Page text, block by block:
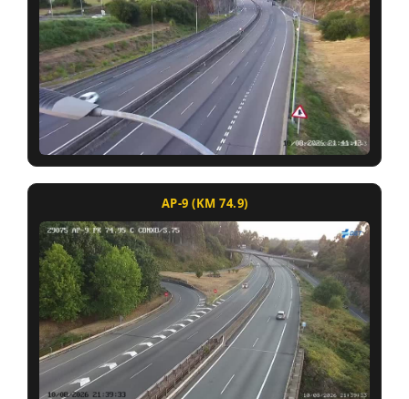
AP-9 (KM 74.9)